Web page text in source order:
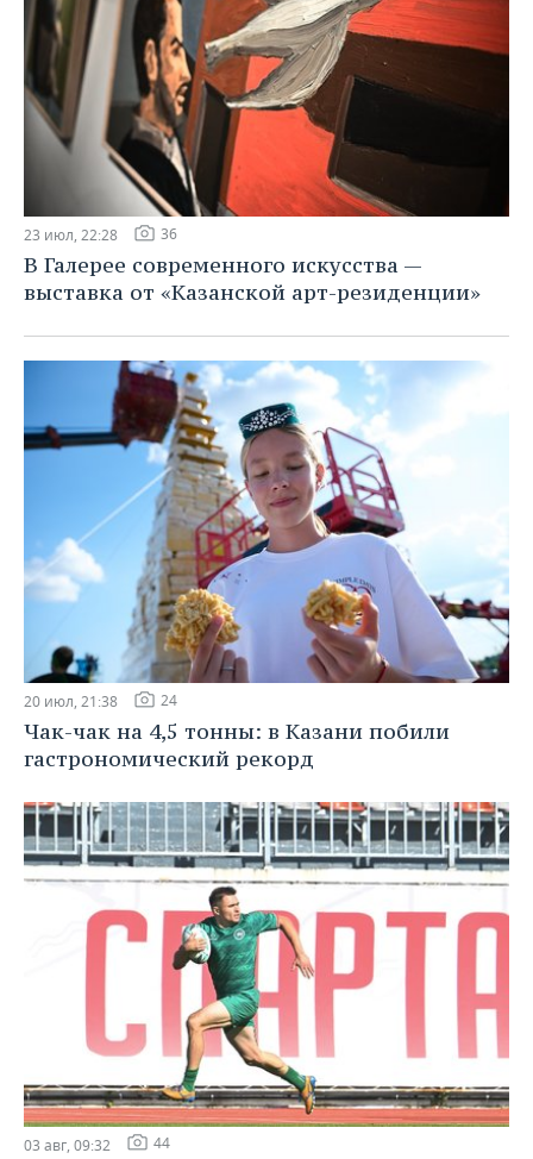
23 июл, 22:28 36
В Галерее современного искусства —
выставка от «Казанской арт-резиденции»
20 июл, 21:38 24
Чак-чак на 4,5 тонны: в Казани побили
гастрономический рекорд
03 авг, 09:32 44